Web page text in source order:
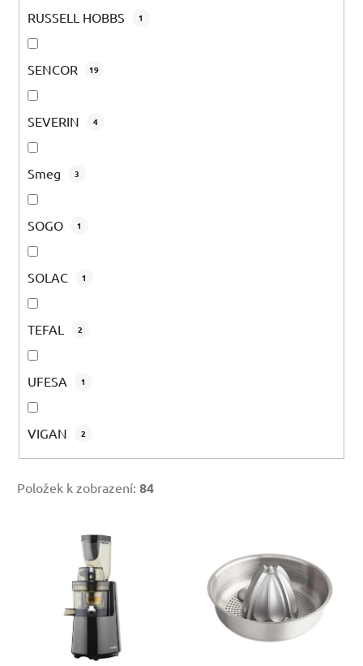
RUSSELL HOBBS 1
SENCOR 19
SEVERIN 4
Smeg 3
SOGO 1
SOLAC 1
TEFAL 2
UFESA 1
VIGAN 2
Položek k zobrazení: 84